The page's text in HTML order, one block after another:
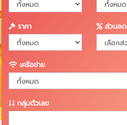
ราคา ส่วนลด
เครือข่าย
กลุ่มตัวเลข